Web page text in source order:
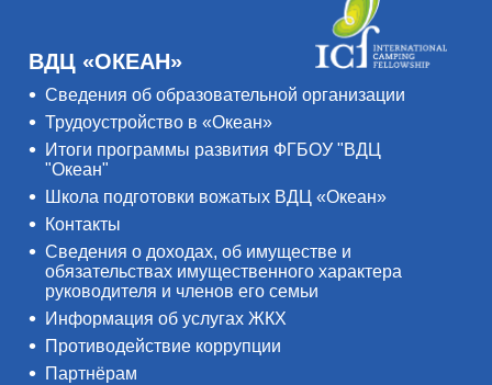
ВДЦ «ОКЕАН»
Сведения об образовательной организации
Трудоустройство в «Океан»
Итоги программы развития ФГБОУ "ВДЦ
"Океан"
Школа подготовки вожатых ВДЦ «Океан»
Контакты
Сведения о доходах, об имуществе и
обязательствах имущественного характера
руководителя и членов его семьи
Информация об услугах ЖКХ
Противодействие коррупции
Партнёрам